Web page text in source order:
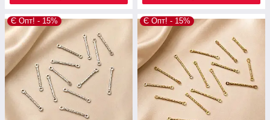
Є Опт! - 15% Є Опт! - 15%